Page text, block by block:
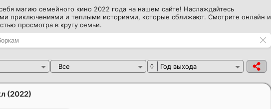
магию семейного кино 2022 года на нашем сайте! Наслаждайтесь
приключениями и теплыми историями, которые сближают. Смотрите онлайн и
просмотра в кругу семьи.
Все 0 Год выхода
(2022)